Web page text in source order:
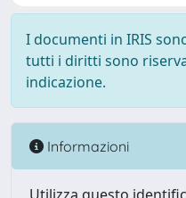
I documenti in IRIS
tutti i diritti sono
indicazione.
Informazioni